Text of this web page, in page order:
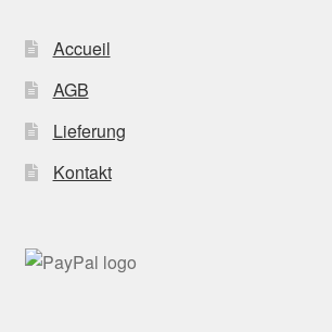
Accueil
AGB
Lieferung
Kontakt